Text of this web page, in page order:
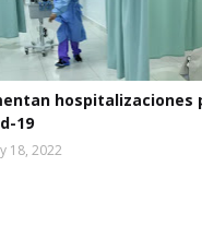
hospitalizaciones
19
18, 2022